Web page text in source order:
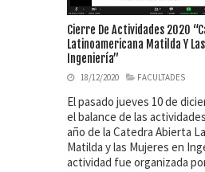
Cierre De Actividades 2020
Latinoamericana Matilda Y
Ingeniería”
18/12/2020 FACULTADES
El pasado jueves 10 de
el balance de las
año de la Catedra Abierta
Matilda y las Mujeres en
actividad fue organizada